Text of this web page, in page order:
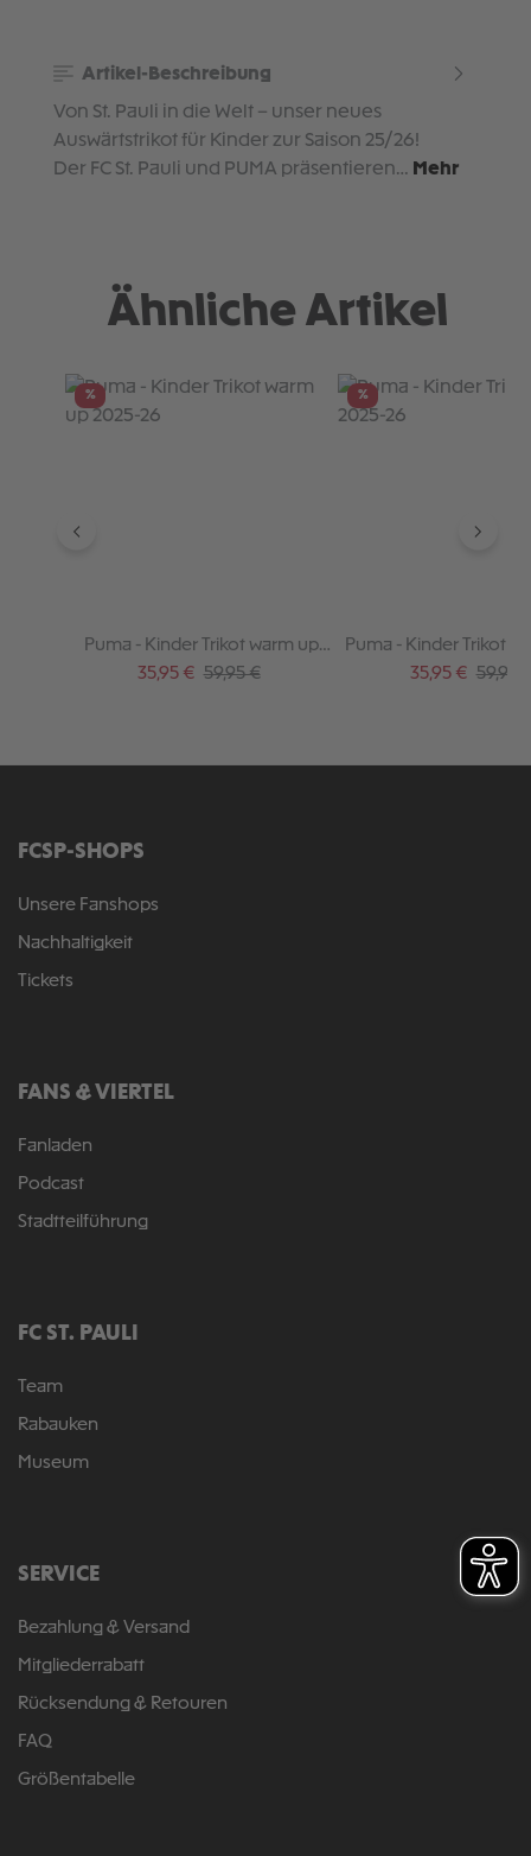
Artikel-Beschreibung
Von St. Pauli in die Welt – unser neues
Auswärtstrikot für Kinder zur Saison 25/26!
Der FC St. Pauli und PUMA präsentieren… Mehr
Ähnliche Artikel
Produktgalerie überspringen
%
Puma - Kinder Trikot warm up
2025-26
Verkaufspreis:
35,95 € Regulärer Preis:
59,95 €
%
Puma - Kinder Trikot
26
Verkaufspreis:
35,95 € 59,95
FCSP-SHOPS
Unsere Fanshops
Nachhaltigkeit
Tickets
FANS & VIERTEL
Fanladen
Podcast
Stadtteilführung
FC ST. PAULI
Team
Rabauken
Museum
SERVICE
Bezahlung & Versand
Mitgliederrabatt
Rücksendung & Retouren
FAQ
Größentabelle